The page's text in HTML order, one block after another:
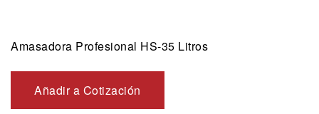
Amasadora Profesional HS-35 Litros
Añadir a Cotización